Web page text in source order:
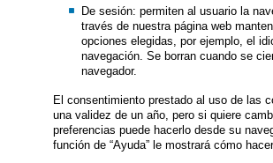
De sesión: permiten al usuario la
través de nuestra página web
opciones elegidas, por ejemplo, el
navegación. Se borran cuando se
navegador.
El consentimiento prestado al uso de las
una validez de un año, pero si quiere
preferencias puede hacerlo desde su
función de “Ayuda” le mostrará cómo